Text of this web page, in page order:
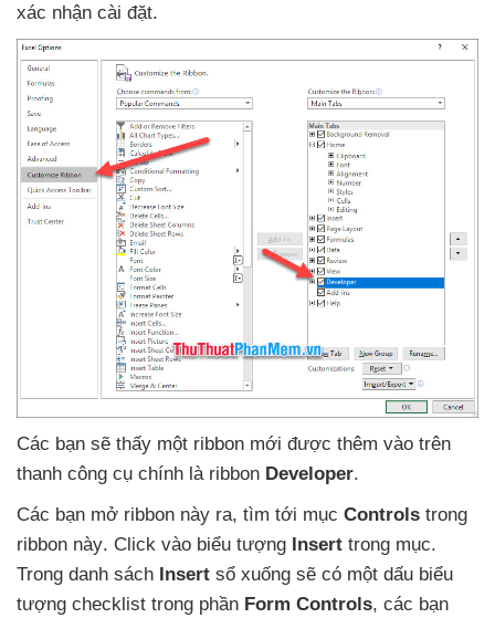
xác nhận cài đặt.
Các bạn sẽ thấy một ribbon mới được thêm vào trên
thanh công cụ chính là ribbon Developer.
Các bạn mở ribbon này ra, tìm tới mục Controls trong
ribbon này. Click vào biểu tượng Insert trong mục.
Trong danh sách Insert sổ xuống sẽ có một dấu biểu
tượng checklist trong phần Form Controls, các bạn